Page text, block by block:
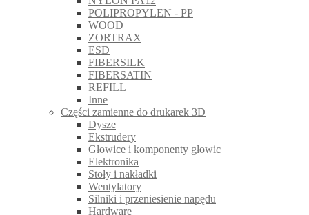
POLIPROPYLEN - PP
WOOD
ZORTRAX
ESD
FIBERSILK
FIBERSATIN
REFILL
Inne
Części zamienne do drukarek 3D
Dysze
Ekstrudery
Głowice i komponenty głowic
Elektronika
Stoły i nakładki
Wentylatory
Silniki i przeniesienie napędu
Hardware